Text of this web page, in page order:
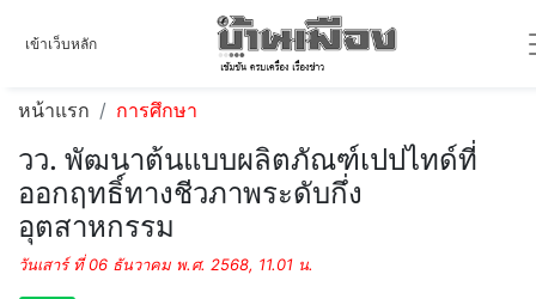
เข้าเว็บหลัก
หน้าแรก การศึกษา
วว. พัฒนาต้นแบบผลิตภัณฑ์เปปไทด์ที่
ออกฤทธิ์ทางชีวภาพระดับกึ่ง
อุตสาหกรรม
วันเสาร์ ที่ 06 ธันวาคม พ.ศ. 2568, 11.01 น.